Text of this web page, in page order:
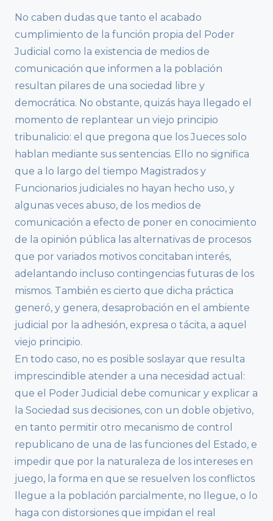
No caben dudas que tanto el acabado
cumplimiento de la función propia del Poder
Judicial como la existencia de medios de
comunicación que informen a la población
resultan pilares de una sociedad libre y
democrática. No obstante, quizás haya llegado el
momento de replantear un viejo principio
tribunalicio: el que pregona que los Jueces solo
hablan mediante sus sentencias. Ello no significa
que a lo largo del tiempo Magistrados y
Funcionarios judiciales no hayan hecho uso, y
algunas veces abuso, de los medios de
comunicación a efecto de poner en conocimiento
de la opinión pública las alternativas de procesos
que por variados motivos concitaban interés,
adelantando incluso contingencias futuras de los
mismos. También es cierto que dicha práctica
generó, y genera, desaprobación en el ambiente
judicial por la adhesión, expresa o tácita, a aquel
viejo principio.
En todo caso, no es posible soslayar que resulta
imprescindible atender a una necesidad actual:
que el Poder Judicial debe comunicar y explicar a
la Sociedad sus decisiones, con un doble objetivo,
en tanto permitir otro mecanismo de control
republicano de una de las funciones del Estado, e
impedir que por la naturaleza de los intereses en
juego, la forma en que se resuelven los conflictos
llegue a la población parcialmente, no llegue, o lo
haga con distorsiones que impidan el real